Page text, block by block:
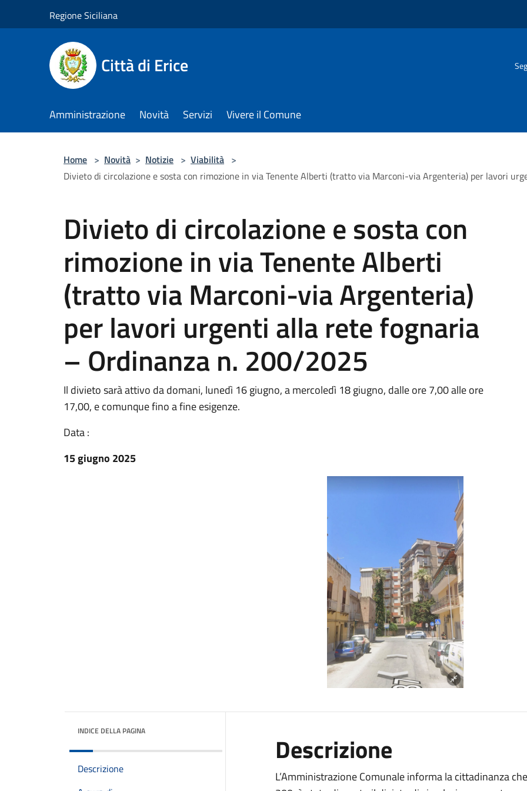
Regione Siciliana
Città di Erice
Amministrazione Novità Servizi Vivere il Comune
Home > Novità > Notizie > Viabilità >
Divieto di circolazione e sosta con rimozione in via Tenente Alberti (tratto via Marconi-via Argenteria) per lavori
Divieto di circolazione e sosta con
rimozione in via Tenente Alberti
(tratto via Marconi-via Argenteria)
per lavori urgenti alla rete fognaria
– Ordinanza n. 200/2025
Il divieto sarà attivo da domani, lunedì 16 giugno, a mercoledì 18 giugno, dalle ore 7,00 alle ore
17,00, e comunque fino a fine esigenze.
Data :
15 giugno 2025
INDICE DELLA PAGINA
Descrizione
Descrizione
L’Amministrazione Comunale informa la cittadinanza